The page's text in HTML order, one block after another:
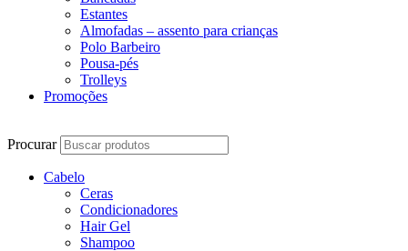
Estantes
Almofadas – assento para crianças
Polo Barbeiro
Pousa-pés
Trolleys
Promoções
Procurar
Cabelo
Ceras
Condicionadores
Hair Gel
Shampoo